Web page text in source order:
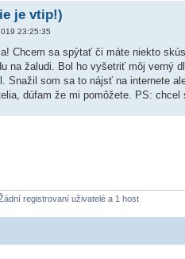
je vtip!)
23:25:35
Chcem sa spýtať či máte niekto
na žaludi. Bol ho vyšetriť môj verný
Snažil som sa to nájsť na internete
dúfam že mi pomôžete. PS:
registrovaní uživatelé a 1 host